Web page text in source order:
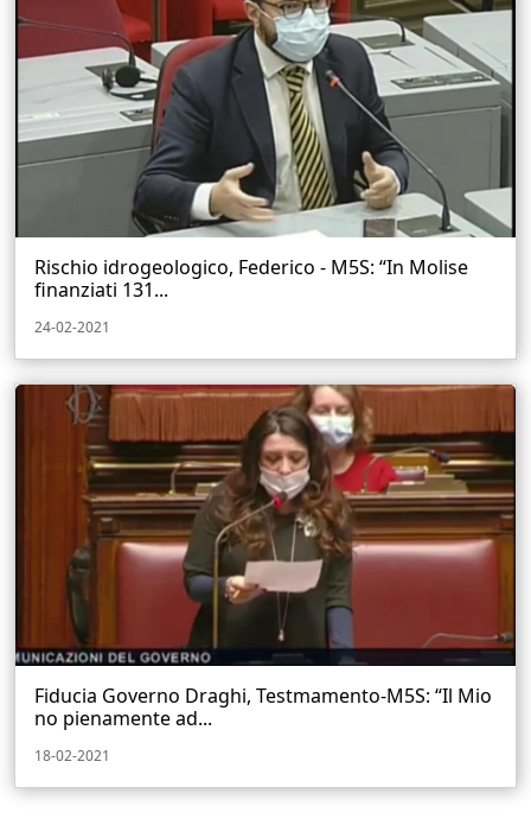
Rischio idrogeologico, Federico - M5S: “In Molise
finanziati 131...
24-02-2021
Fiducia Governo Draghi, Testmamento-M5S: “Il Mio
no pienamente ad...
18-02-2021